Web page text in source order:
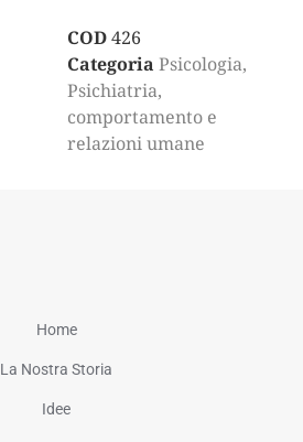
COD426
Categoria Psicologia,
Psichiatria,
comportamento e
relazioni umane
Home
La Nostra Storia
Idee